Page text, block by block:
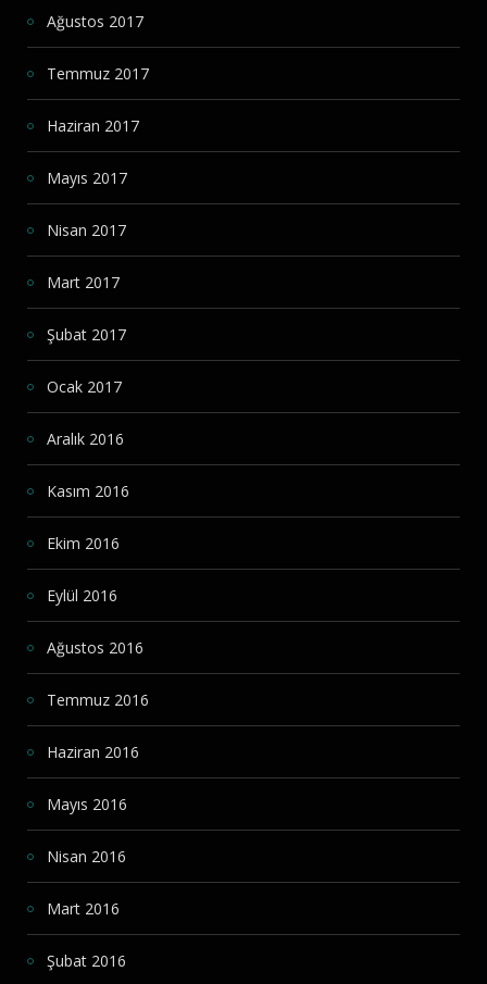
Ağustos 2017
Temmuz 2017
Haziran 2017
Mayıs 2017
Nisan 2017
Mart 2017
Şubat 2017
Ocak 2017
Aralık 2016
Kasım 2016
Ekim 2016
Eylül 2016
Ağustos 2016
Temmuz 2016
Haziran 2016
Mayıs 2016
Nisan 2016
Mart 2016
Şubat 2016